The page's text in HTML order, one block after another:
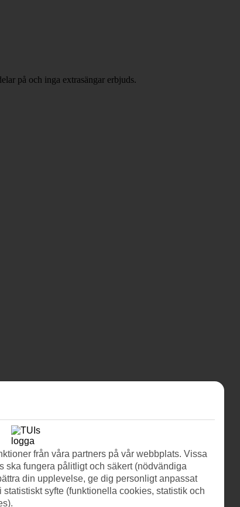
på och inga extrasängar erbjuds.
från våra partners på vår webbplats. Vissa
ska fungera pålitligt och säkert (nödvändiga
din upplevelse, ge dig personligt anpassat
syfte (funktionella cookies, statistik och